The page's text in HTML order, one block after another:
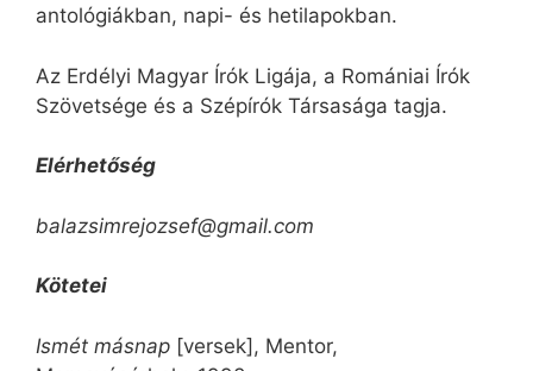
antológiákban, napi- és hetilapokban.
Az Erdélyi Magyar Írók Ligája, a Romániai Írók
Szövetsége és a Szépírók Társasága tagja.
Elérhetőség
balazsimrejozsef@gmail.com
Kötetei
Ismét másnap [versek], Mentor,